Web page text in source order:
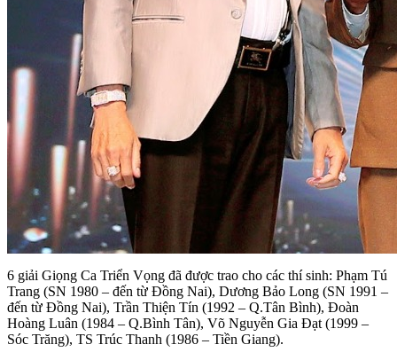
6 giải Giọng Ca Triển Vọng đã được trao cho các thí sinh: Phạm Tú
Trang (SN 1980 – đến từ Đồng Nai), Dương Bảo Long (SN 1991 –
đến từ Đồng Nai), Trần Thiện Tín (1992 – Q.Tân Bình), Đoàn
Hoàng Luân (1984 – Q.Bình Tân), Võ Nguyễn Gia Đạt (1999 –
Sóc Trăng), TS Trúc Thanh (1986 – Tiền Giang).